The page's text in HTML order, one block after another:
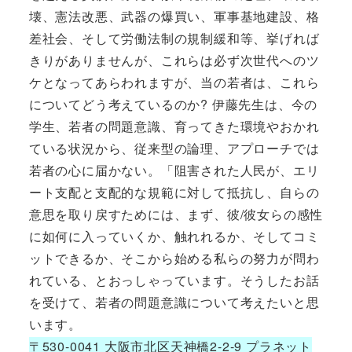
壊、憲法改悪、武器の爆買い、軍事基地建設、格
差社会、そして労働法制の規制緩和等、挙げれば
きりがありませんが、これらは必ず次世代へのツ
ケとなってあらわれますが、当の若者は、これら
についてどう考えているのか? 伊藤先生は、今の
学生、若者の問題意識、育ってきた環境やおかれ
ている状況から、従来型の論理、アプローチでは
若者の心に届かない。「阻害された人民が、エリ
ート支配と支配的な規範に対して抵抗し、自らの
意思を取り戻すためには、まず、彼/彼女らの感性
に如何に入っていくか、触れれるか、そしてコミ
ットできるか、そこから始める私らの努力が問わ
れている、とおっしゃっています。そうしたお話
を受けて、若者の問題意識について考えたいと思
います。
〒530-0041 大阪市北区天神橋2-2-9 プラネット